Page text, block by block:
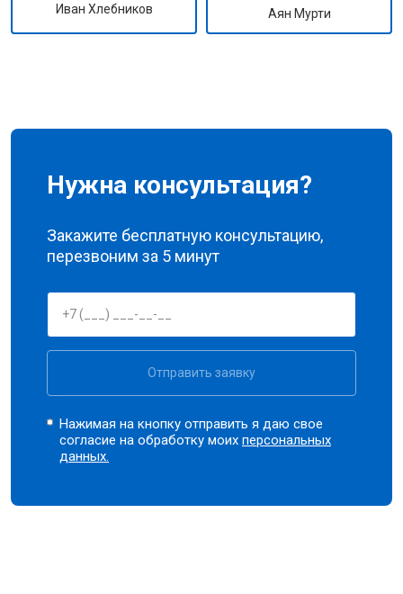
Иван Хлебников Аян Мурти
Нужна консультация?
Закажите бесплатную консультацию,
перезвоним за 5 минут
Отправить заявку
Нажимая на кнопку отправить я даю свое
согласие на обработку моихперсональных
данных.